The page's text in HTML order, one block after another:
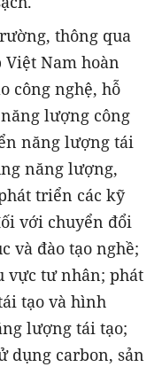
thông qua
Việt Nam hoàn
công nghệ, hỗ
lượng công
năng lượng tái
năng lượng,
triển các kỹ
với chuyển đổi
và đào tạo nghề;
vực tư nhân; phát
tạo và hình
lượng tái tạo;
dụng carbon, sản